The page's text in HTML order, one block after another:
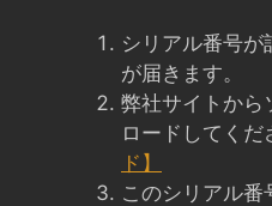
シリアル番号
が届きます。
弊社サイトから
ロードしてくだ
ド】
このシリアル番